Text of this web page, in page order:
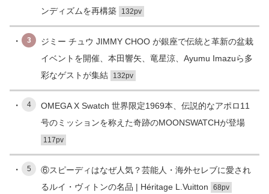
ンディズムを再構築
132pv
3
ジミー チュウ JIMMY CHOO が銀座で伝統と革新の盆栽
イベントを開催、本田響矢、竜星涼、Ayumu Imazuら多
彩なゲストが集結
132pv
4
OMEGA X Swatch 世界限定1969本、伝説的なアポロ11
号のミッションを称えた奇跡のMOONSWATCHが登場
117pv
5
⑥スピーディはなぜ人気？芸能人・海外セレブに愛され
るルイ・ヴィトンの名品 | Héritage L.Vuitton
68pv